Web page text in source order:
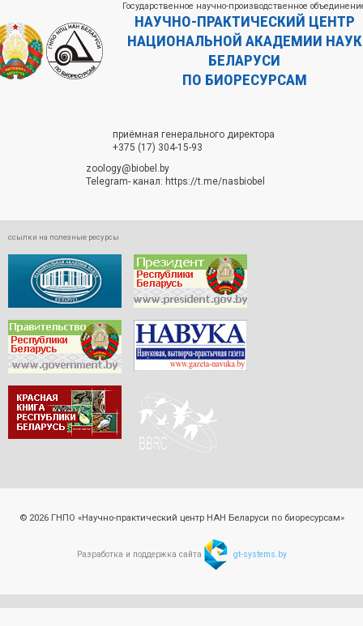
Государственное научно-производственное
НАУЧНО-ПРАКТИЧЕСКИЙ ЦЕНТР
НАЦИОНАЛЬНОЙ АКАДЕМИИ НАУК
БЕЛАРУСИ
ПО БИОРЕСУРСАМ
приёмная генерального директора
+375 (17) 304-15-93
zoology@biobel.by
Telegram- канал: https://t.me/nasbiobel
ссылки на полезные ресурсы
© 2026 ГНПО «Научно-практический центр НАН Беларуси по биоресурсам»
Разработка и поддержка сайта gt-systems.by